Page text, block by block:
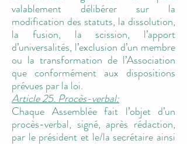
valablement délibérer sur la
modification des statuts, la dissolution,
la fusion, la scission, l’apport
d’universalités, l’exclusion d’un membre
ou la transformation de l’Association
que conformément aux dispositions
prévues par la loi.
Article 25. Procès-verbal:
Chaque Assemblée fait l’objet d’un
procès-verbal, signé, après rédaction,
par le président et le/la secrétaire ainsi